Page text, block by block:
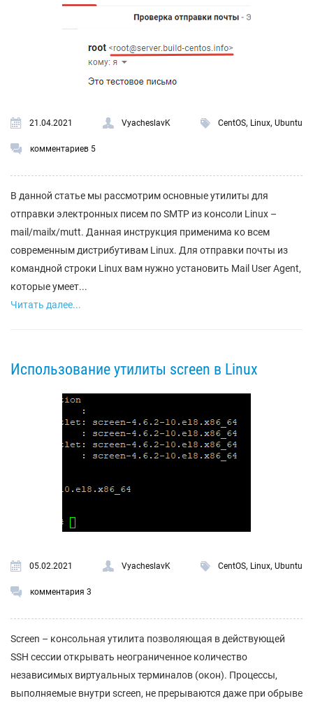
21.04.2021 VyacheslavK CentOS, Linux, Ubuntu
комментариев 5
В данной статье мы рассмотрим основные утилиты для
отправки электронных писем по SMTP из консоли Linux –
mail/mailx/mutt. Данная инструкция применима ко всем
современным дистрибутивам Linux. Для отправки почты из
командной строки Linux вам нужно установить Mail User Agent,
которые умеет...
Читать далее...
Использование утилиты screen в Linux
05.02.2021 VyacheslavK CentOS, Linux, Ubuntu
комментария 3
Screen – консольная утилита позволяющая в действующей
SSH сессии открывать неограниченное количество
независимых виртуальных терминалов (окон). Процессы,
выполняемые внутри screen, не прерываются даже при обрыве